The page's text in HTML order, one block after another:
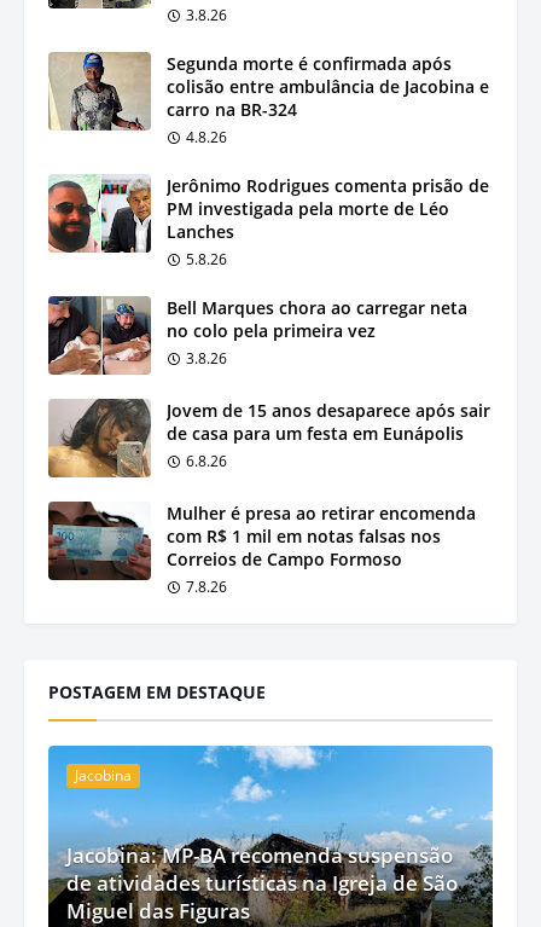
3.8.26
Segunda morte é confirmada após
colisão entre ambulância de Jacobina e
carro na BR-324
4.8.26
Jerônimo Rodrigues comenta prisão de
PM investigada pela morte de Léo
Lanches
5.8.26
Bell Marques chora ao carregar neta
no colo pela primeira vez
3.8.26
Jovem de 15 anos desaparece após sair
de casa para um festa em Eunápolis
6.8.26
Mulher é presa ao retirar encomenda
com R$ 1 mil em notas falsas nos
Correios de Campo Formoso
7.8.26
POSTAGEM EM DESTAQUE
Jacobina
Jacobina: MP-BA recomenda suspensão
de atividades turísticas na Igreja de São
Miguel das Figuras